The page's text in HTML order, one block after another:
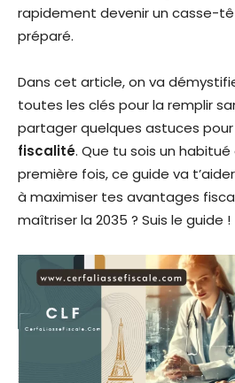
rapidement devenir un casse-
préparé.
Dans cet article, on va
toutes les clés pour la remplir
partager quelques astuces pour
fiscalité. Que tu sois un
première fois, ce guide va
à maximiser tes avantages
maîtriser la 2035 ? Suis le guide !